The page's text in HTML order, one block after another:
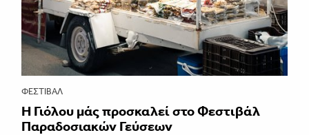
ΦΕΣΤΙΒΑΛ
Η Γιόλου μάς προσκαλεί στο Φεστιβάλ
Παραδοσιακών Γεύσεων